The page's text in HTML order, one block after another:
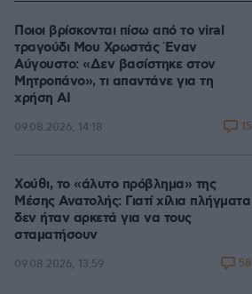
Ποιοι βρίσκονται πίσω από το viral
τραγούδι Μου Χρωστάς Έναν
Αύγουστο: «Δεν βασίστηκε στον
Μητροπάνο», τι απαντάνε για τη
χρήση AI
09.08.2026, 14:18 15
Χούθι, το «άλυτο πρόβλημα» της
Μέσης Ανατολής: Γιατί χίλια πλήγματα
δεν ήταν αρκετά για να τους
σταματήσουν
09.08.2026, 13:59 58